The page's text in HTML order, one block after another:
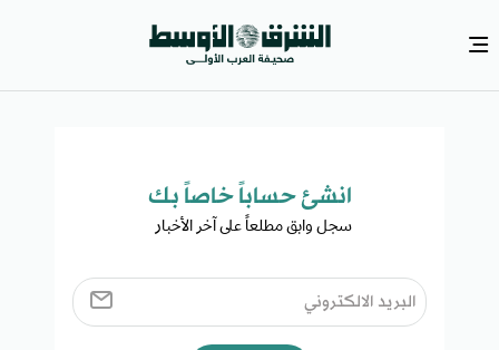
انشئ حساباً خاصاً بك​
سجل وابق مطلعاً على آخر الأخبار ​